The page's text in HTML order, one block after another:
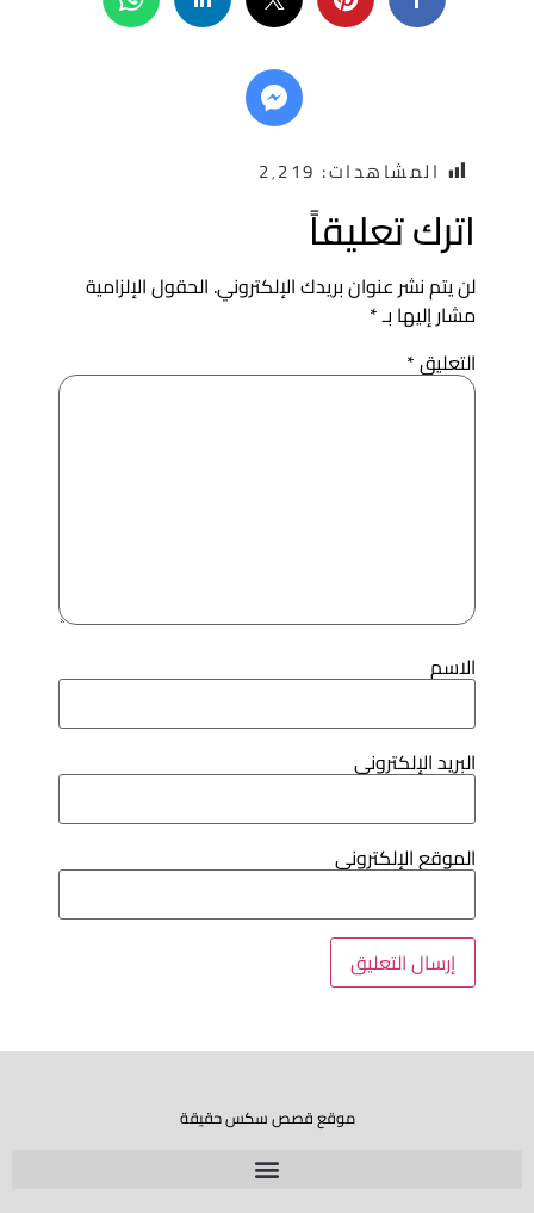
المشاهدات: 2٬219
تعليقاً
يتم نشر عنوان بريدك الإلكتروني.الحقول الإلزامية
إليها بـ*
*
الإلكتروني
الإلكتروني
موقع قصص سكس حقيقة